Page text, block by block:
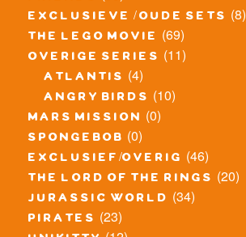
exclusieve / oude sets (8)
the lego movie (69)
overige series (11)
atlantis (4)
angry birds (10)
mars mission (0)
spongebob (0)
exclusief/overig (46)
the lord of the rings (20)
jurassic world (34)
pirates (23)